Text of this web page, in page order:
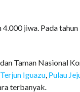
jiwa. Pada tahun
Taman Nasional
Iguazu, Pulau
terbanyak.